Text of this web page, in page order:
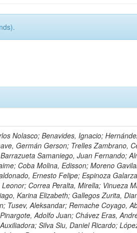
Nolasco; Benavides, Ignacio;
Germán Gerson; Trelles Zambrano,
Samaniego, Juan Fernando;
Coba Molina, Edisson; Moreno
Ernesto Felipe; Espinoza
Correa Peralta, Mirella; Vinueza
Karina Elizabeth; Gallegos Zurita,
Tusev, Aleksandar; Remache Coyago,
Adolfo Juan; Chávez Eras,
Silva Siu, Daniel Ricardo;